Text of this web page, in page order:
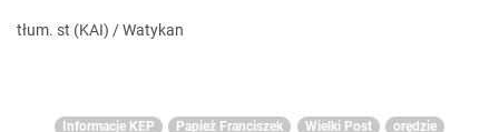
tłum. st (KAI) / Watykan
Informacje KEP Papież Franciszek Wielki Post orędzie